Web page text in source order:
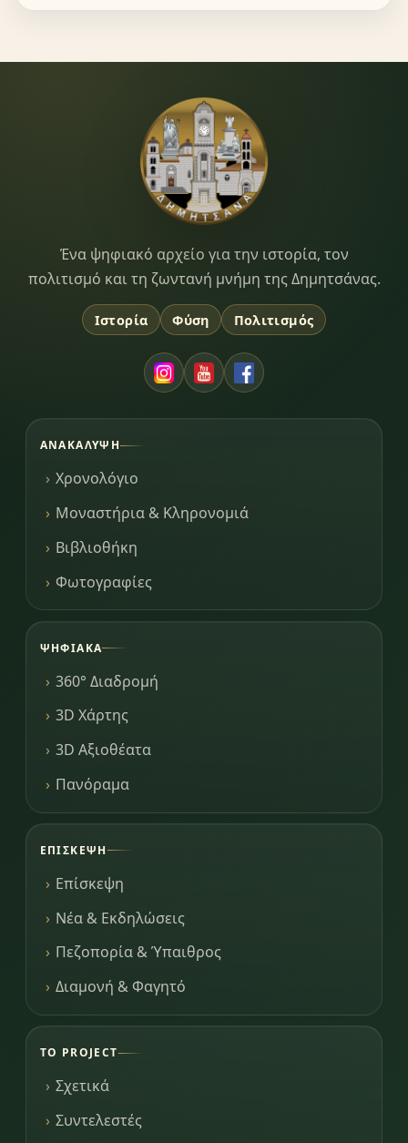
Dimitsana.gr
Ένα ψηφιακό αρχείο για την ιστορία, τον
πολιτισμό και τη ζωντανή μνήμη της Δημητσάνας.
Ιστορία Φύση Πολιτισμός
ΑΝΑΚΆΛΥΨΗ
Χρονολόγιο
Μοναστήρια & Κληρονομιά
Βιβλιοθήκη
Φωτογραφίες
ΨΗΦΙΑΚΆ
360° Διαδρομή
3D Χάρτης
3D Αξιοθέατα
Πανόραμα
ΕΠΊΣΚΕΨΗ
Επίσκεψη
Νέα & Εκδηλώσεις
Πεζοπορία & Ύπαιθρος
Διαμονή & Φαγητό
ΤΟ PROJECT
Σχετικά
Συντελεστές